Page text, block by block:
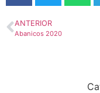
ANTERIOR
Abanicos 2020